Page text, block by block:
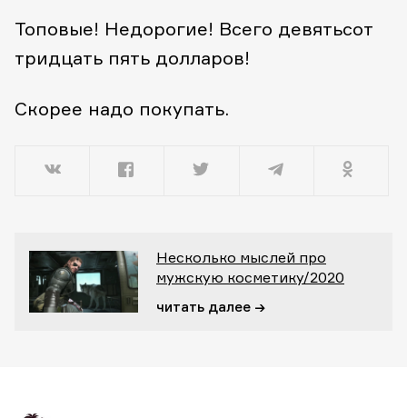
Топовые! Недорогие! Всего девятьсот
тридцать пять долларов!
Скорее надо покупать.
Несколько мыслей про
мужскую косметику/2020
читать далее →